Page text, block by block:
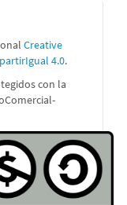
Creative
4.0.
con la